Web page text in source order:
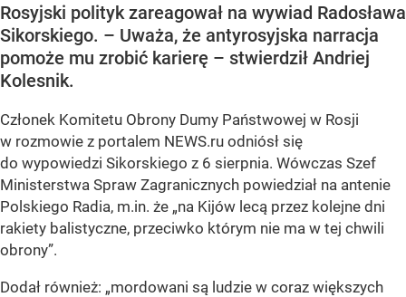
Rosyjski polityk zareagował na wywiad Radosława
Sikorskiego. – Uważa, że antyrosyjska narracja
pomoże mu zrobić karierę – stwierdził Andriej
Kolesnik.
Członek Komitetu Obrony Dumy Państwowej w Rosji
w rozmowie z portalem NEWS.ru odniósł się
do wypowiedzi Sikorskiego z 6 sierpnia. Wówczas Szef
Ministerstwa Spraw Zagranicznych powiedział na antenie
Polskiego Radia, m.in. że „na Kijów lecą przez kolejne dni
rakiety balistyczne, przeciwko którym nie ma w tej chwili
obrony”.
Dodał również: „mordowani są ludzie w coraz większych